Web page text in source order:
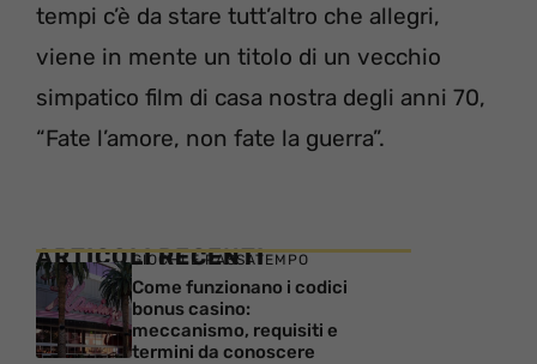
tempi c’è da stare tutt’altro che allegri,
viene in mente un titolo di un vecchio
simpatico film di casa nostra degli anni 70,
“Fate l’amore, non fate la guerra”.
ARTICOLI RECENTI
GIOCHI E PASSATEMPO
Come funzionano i codici
bonus casino:
meccanismo, requisiti e
termini da conoscere